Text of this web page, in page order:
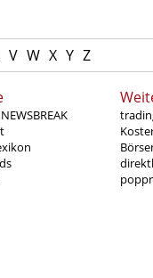
V W X Y Z